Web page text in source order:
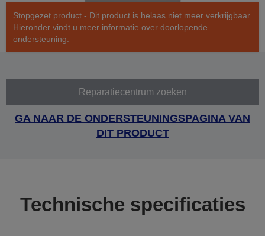
Stopgezet product - Dit product is helaas niet meer verkrijgbaar.
Hieronder vindt u meer informatie over doorlopende
ondersteuning.
Reparatiecentrum zoeken
GA NAAR DE ONDERSTEUNINGSPAGINA VAN
DIT PRODUCT
Technische specificaties